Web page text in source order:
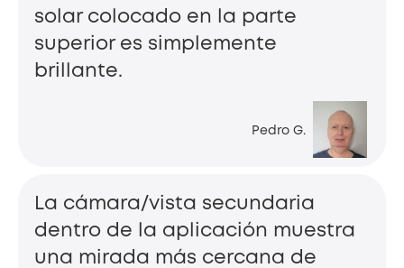
Pedro G.
solar colocado en la parte
superior es simplemente
brillante.
La cámara/vista secundaria
dentro de la aplicación muestra
una mirada más cercana de